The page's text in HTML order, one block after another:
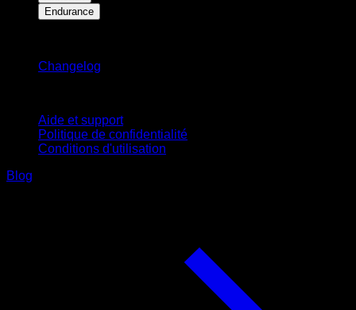
Endurance
Changelog
Aide et support
Politique de confidentialité
Conditions d'utilisation
Blog